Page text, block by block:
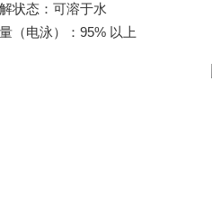
状态：可溶于水
（电泳）：95% 以上